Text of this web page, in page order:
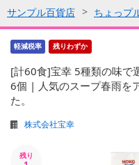
サンプル百貨店 ちょっプ
軽減税率 残りわずか
[計60食]宝幸 5種類の味で
6個 | 人気のスープ春雨を
た。
株式会社宝幸
残り